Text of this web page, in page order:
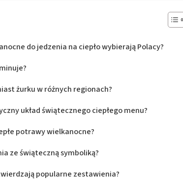
do jedzenia na ciepło wybierają Polacy?
żurku w różnych regionach?
układ świątecznego ciepłego menu?
potrawy wielkanocne?
ze świąteczną symboliką?
popularne zestawienia?